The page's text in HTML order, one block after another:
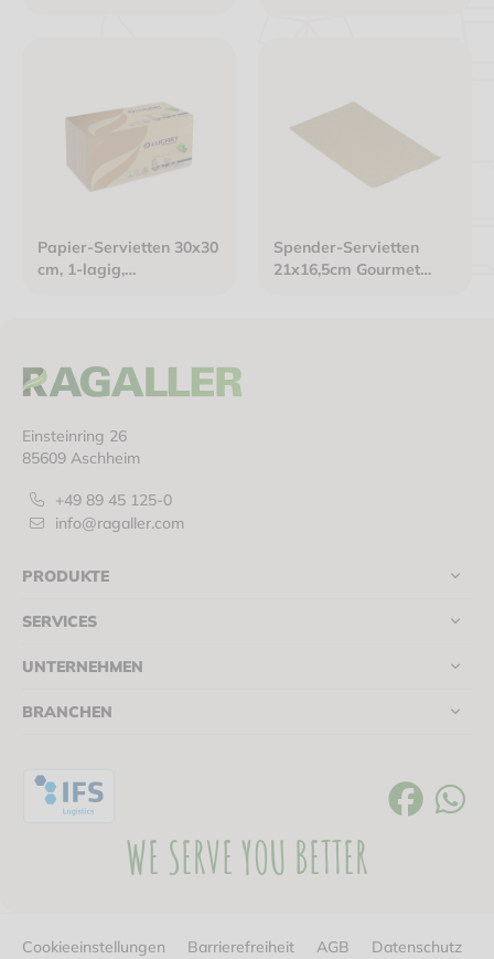
Papier-Servietten 30x30
cm, 1-lagig,
Spender-Servietten
21x16,5cm Gourmet
Einsteinring 26
85609 Aschheim
+49 89 45 125-0
info@ragaller.com
PRODUKTE
SERVICES
UNTERNEHMEN
BRANCHEN
WE SERVE YOU BETTER
Cookieeinstellungen Barrierefreiheit AGB Datenschutz